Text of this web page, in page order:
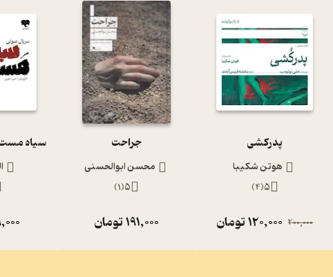
پدرکشی
هوتن شکیبا
5
(
4
)
200,000
120,000تومان
جراحت
محسن ابوالحسنی
5
(
1
)
191,000تومان